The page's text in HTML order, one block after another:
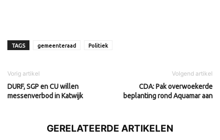
TAGS gemeenteraad Politiek
Vorig artikel
DURF, SGP en CU willen
messenverbod in Katwijk
Volgend artikel
CDA: Pak overwoekerde
beplanting rond Aquamar aan
GERELATEERDE ARTIKELEN